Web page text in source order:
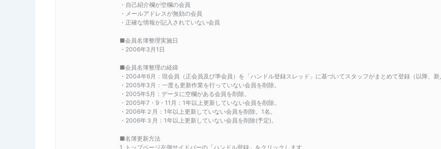
・自己紹介欄が空欄の会員
・メールアドレスが無効の会員
・正確な情報が記入されていない会員
■会員名簿整理実施日
・2006年3月1日
■会員名簿整理の経緯
・2004年6月：現会員（正会員及び準会員）を「ハンドル登録スレッド」に基づいてスタッフがまとめて登録（以降、
・2005年3月：一度も更新作業を行っていない会員を削除。
・2005年5月：データに空欄がある会員を削除。
・2005年7・9・11月：1年以上更新していない会員を削除。
・2006年２月：1年以上更新していない会員を削除。1名。
・2006年３月：1年以上更新していない会員を削除(予定)。
■名簿更新方法
1. トップページ左側サイドバーの「ハンドル登録」をクリックします。